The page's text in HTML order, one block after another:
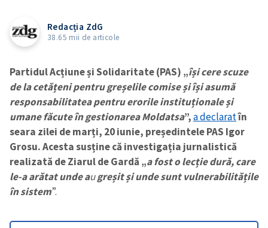
Redacția ZdG
38.65 mii de articole
Partidul Acțiune și Solidaritate (PAS) „își cere scuze
de la cetățeni pentru greșelile comise și își asumă
responsabilitatea pentru erorile instituționale și
umane făcute în gestionarea Moldatsa”,a declaratîn
seara zilei de marți, 20 iunie, președintele PAS Igor
Grosu. Acesta susține că investigația jurnalistică
realizată de Ziarul de Gardă „a fost o lecție dură, care
le-a arătat unde augreșit și unde sunt vulnerabilitățile
în sistem”.